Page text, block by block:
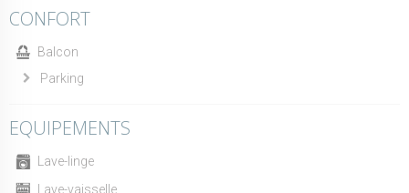
CONFORT
Balcon
Parking
EQUIPEMENTS
Lave-linge
Lave-vaisselle